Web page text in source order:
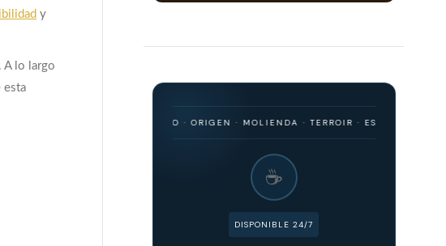
y
A lo largo
esta
· MÉTODO · BARISMO · ORIGEN · MOLIENDA · TERROIR · ESPRESSO ·
☕
DISPONIBLE 24/7